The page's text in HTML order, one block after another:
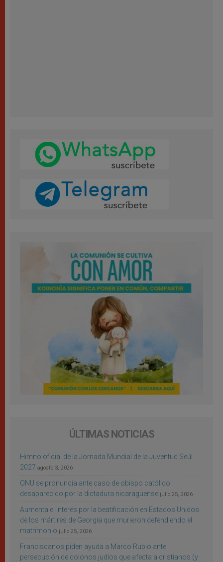
ÚLTIMAS NOTICIAS
Himno oficial de la Jornada Mundial de la Juventud Seúl
2027 agosto 3, 2026
ONU se pronuncia ante caso de obispo católico
desaparecido por la dictadura nicaragüense julio 25, 2026
Aumenta el interés por la beatificación en Estados Unidos
de los mártires de Georgia que murieron defendiendo el
matrimonio julio 25, 2026
Franciscanos piden ayuda a Marco Rubio ante
persecución de colonos judíos que afecta a cristianos (y